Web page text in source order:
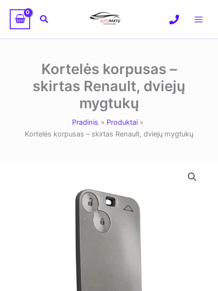
turinio
Paieška
Kortelės korpusas –
skirtas Renault, dviejų
mygtukų
Pradinis
Produktai
Kortelės korpusas – skirtas Renault, dviejų mygtukų